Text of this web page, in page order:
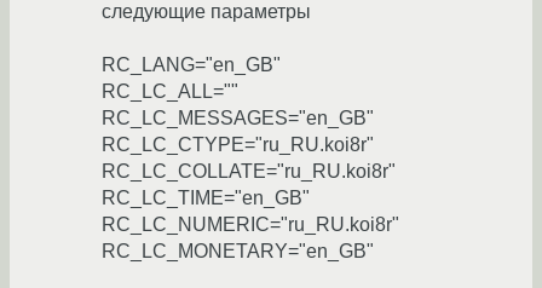
следующие параметры
RC_LANG="en_GB"
RC_LC_ALL=""
RC_LC_MESSAGES="en_GB"
RC_LC_CTYPE="ru_RU.koi8r"
RC_LC_COLLATE="ru_RU.koi8r"
RC_LC_TIME="en_GB"
RC_LC_NUMERIC="ru_RU.koi8r"
RC_LC_MONETARY="en_GB"